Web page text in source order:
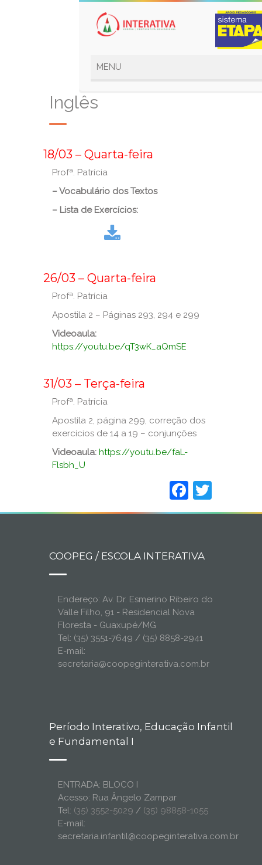
Inglês
18/03 – Quarta-feira
Profª. Patrícia
– Vocabulário dos Textos
– Lista de Exercícios:
26/03 – Quarta-feira
Profª. Patrícia
Apostila 2 – Páginas 293, 294 e 299
Videoaula:
https://youtu.be/qT3wK_aQmSE
31/03 – Terça-feira
Profª. Patrícia
Apostila 2, página 299, correção dos
exercícios de 14 a 19 – conjunções
Videoaula: https://youtu.be/faL-
Flsbh_U
COOPEG / ESCOLA INTERATIVA
Endereço: Av. Dr. Esmerino Ribeiro do
Valle Filho, 91 - Residencial Nova
Floresta - Guaxupé/MG
Tel: (35) 3551-7649 / (35) 8858-2941
E-mail:
secretaria@coopeginterativa.com.br
Período Interativo, Educação Infantil
e Fundamental I
ENTRADA: BLOCO I
Acesso: Rua Ângelo Zampar
Tel: (35) 3552-5029 / (35) 98858-1055
E-mail:
secretaria.infantil@coopeginterativa.com.br